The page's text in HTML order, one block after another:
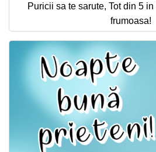
Puricii sa te sarute, Tot din 5
frumoasa!